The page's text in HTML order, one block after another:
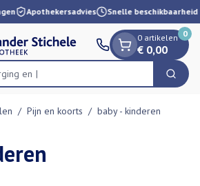
Apothekersadvies Snelle beschikbaarheid
Zoek
0 artikelen
€ 0,00
0
/ Pijn en koorts / baby - kinderen